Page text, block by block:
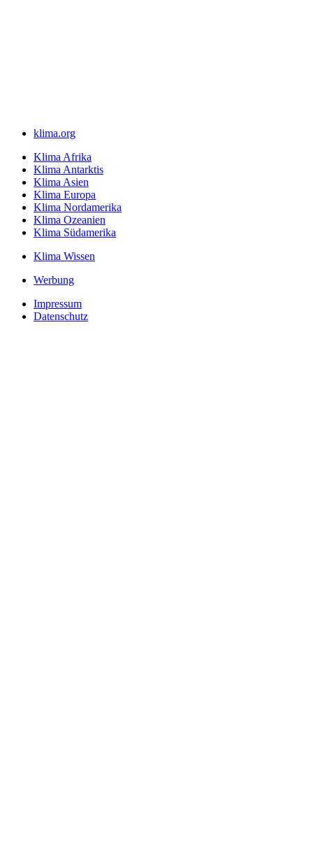
klima.org
Klima Afrika
Klima Antarktis
Klima Asien
Klima Europa
Klima Nordamerika
Klima Ozeanien
Klima Südamerika
Klima Wissen
Werbung
Impressum
Datenschutz